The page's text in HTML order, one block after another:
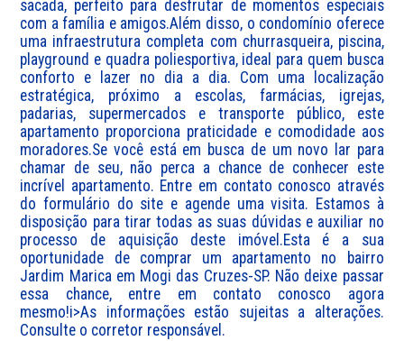
sacada, perfeito para desfrutar de momentos especiais
com a família e amigos.Além disso, o condomínio oferece
uma infraestrutura completa com churrasqueira, piscina,
playground e quadra poliesportiva, ideal para quem busca
conforto e lazer no dia a dia. Com uma localização
estratégica, próximo a escolas, farmácias, igrejas,
padarias, supermercados e transporte público, este
apartamento proporciona praticidade e comodidade aos
moradores.Se você está em busca de um novo lar para
chamar de seu, não perca a chance de conhecer este
incrível apartamento. Entre em contato conosco através
do formulário do site e agende uma visita. Estamos à
disposição para tirar todas as suas dúvidas e auxiliar no
processo de aquisição deste imóvel.Esta é a sua
oportunidade de comprar um apartamento no bairro
Jardim Marica em Mogi das Cruzes-SP. Não deixe passar
essa chance, entre em contato conosco agora
mesmo!i>As informações estão sujeitas a alterações.
Consulte o corretor responsável.